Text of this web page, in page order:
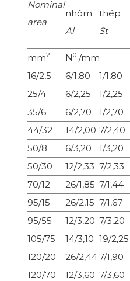
Nominal
area
nhôm
Al
thép
St
mm2 N0 /mm
16/2,5
6/1,80 1/1,80
25/4
6/2,25 1/2,25
35/6
6/2,70 1/2,70
44/32
14/2,00 7/2,40
50/8
6/3,20 1/3,20
50/30
12/2,33 7/2,33
70/12
26/1,85 7/1,44
95/15
26/2,15 7/1,67
95/55
12/3,20 7/3,20
105/75
14/3,10 19/2,25
120/20
26/2,447/1,90
120/70
12/3,60 7/3,60